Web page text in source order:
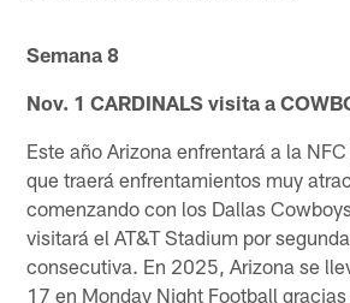
Semana 8
Nov. 1 CARDINALS visita a
Este año Arizona enfrentará a la
que traerá enfrentamientos muy
comenzando con los Dallas
visitará el AT&T Stadium por
consecutiva. En 2025, Arizona se
17 en Monday Night Football